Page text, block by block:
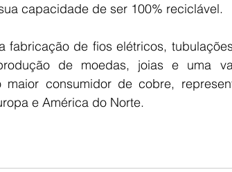
capacidade de ser 100% reciclável.
fabricação de fios elétricos,
de moedas, joias e uma
consumidor de cobre,
e América do Norte.